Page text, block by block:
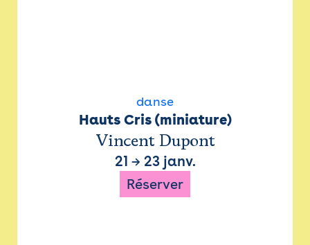
danse
Hauts Cris (miniature)
Vincent Dupont
21 → 23 janv.
Réserver